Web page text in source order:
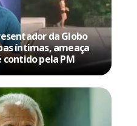
da Globo
íntimas, ameaça
contido pela PM